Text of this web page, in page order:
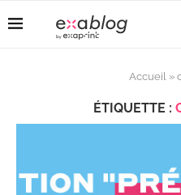
Accueil»
ÉTIQUETTE :